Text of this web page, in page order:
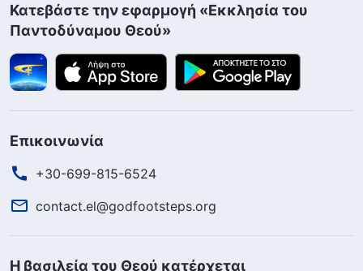
Κατεβάστε την εφαρμογή «Εκκλησία του
Παντοδύναμου Θεού»
Επικοινωνία
+30-699-815-6524
contact.el@godfootsteps.org
Η βασιλεία του Θεού κατέρχεται